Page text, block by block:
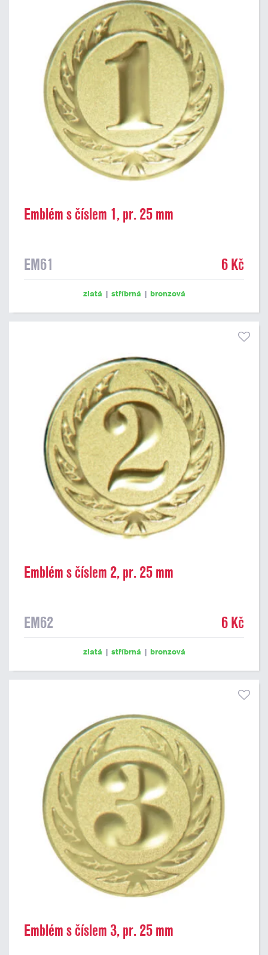
Emblém s číslem 1, pr. 25 mm
EM61 6 Kč
zlatá | stříbrná | bronzová
Emblém s číslem 2, pr. 25 mm
EM62 6 Kč
zlatá | stříbrná | bronzová
Emblém s číslem 3, pr. 25 mm